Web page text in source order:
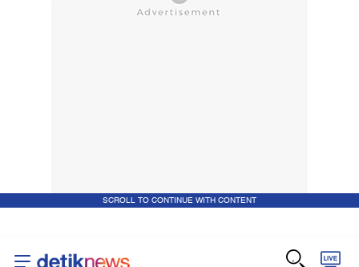
SCROLL TO CONTINUE WITH CONTENT